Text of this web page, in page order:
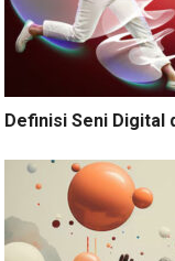
Definisi Seni Digital